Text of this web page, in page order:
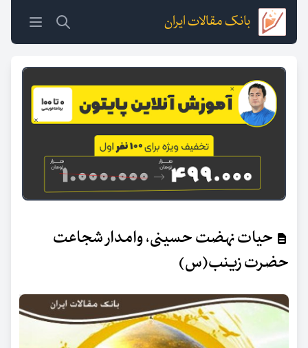
بانک مقالات ایران
حیات نهضت حسینی، وامدار شجاعت
حضرت زینب(س)